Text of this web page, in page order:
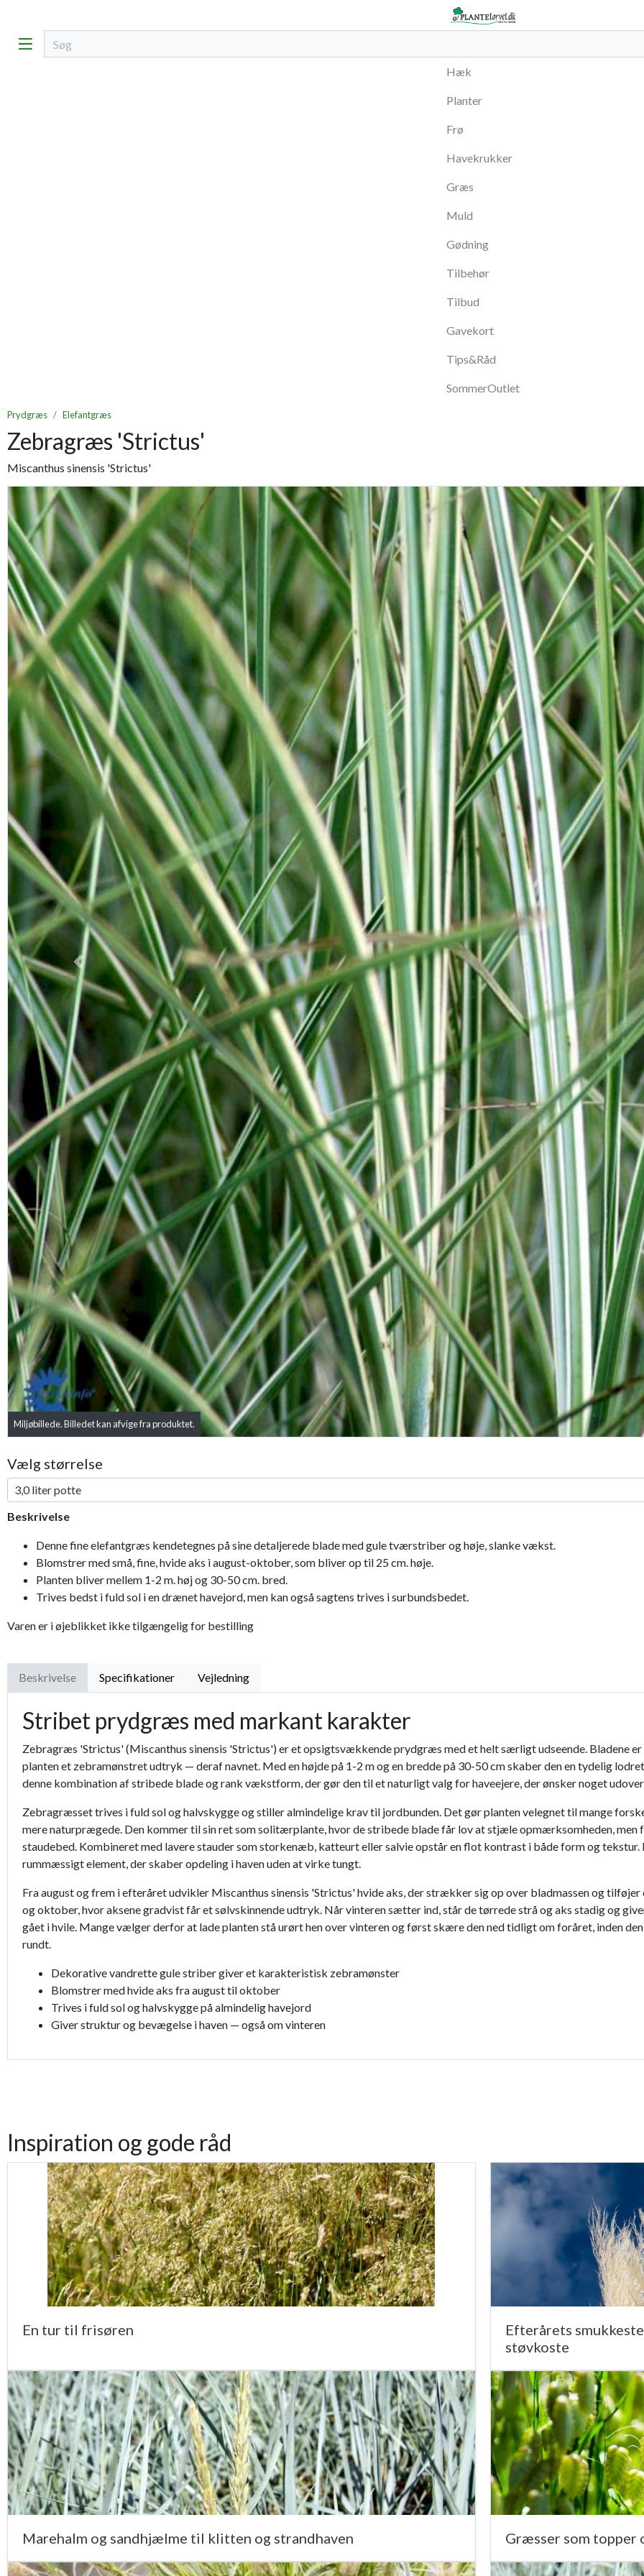
Hæk
Planter
Frø
Havekrukker
Græs
Muld
Gødning
Tilbehør
Tilbud
Gavekort
Tips&Råd
SommerOutlet
Prydgræs Elefantgræs
Zebragræs 'Strictus'
Miscanthus sinensis 'Strictus'
Miljøbillede. Billedet kan afvige fra produktet.
Previous
Vælg størrelse
3,0 liter potte
Beskrivelse
Denne fine elefantgræs kendetegnes på sine detaljerede blade med gule tværstriber og høje, slanke vækst.
Blomstrer med små, fine, hvide aks i august-oktober, som bliver op til 25 cm. høje.
Planten bliver mellem 1-2 m. høj og 30-50 cm. bred.
Trives bedst i fuld sol i en drænet havejord, men kan også sagtens trives i surbundsbedet.
Varen er i øjeblikket ikke tilgængelig for bestilling
Beskrivelse Specifikationer Vejledning
Stribet prydgræs med markant karakter
Zebragræs 'Strictus' (Miscanthus sinensis 'Strictus') er et opsigtsvækkende prydgræs med et helt særligt udseende. Bladene
planten et zebramønstret udtryk — deraf navnet. Med en højde på 1-2 m og en bredde på 30-50 cm skaber den en tydelig
denne kombination af stribede blade og rank vækstform, der gør den til et naturligt valg for haveejere, der ønsker noget
Zebragræsset trives i fuld sol og halvskygge og stiller almindelige krav til jordbunden. Det gør planten velegnet til mange
mere naturprægede. Den kommer til sin ret som solitærplante, hvor de stribede blade får lov at stjæle opmærksomheden, men
staudebed. Kombineret med lavere stauder som storkenæb, katteurt eller salvie opstår en flot kontrast i både form og tekstur.
rummæssigt element, der skaber opdeling i haven uden at virke tungt.
Fra august og frem i efteråret udvikler Miscanthus sinensis 'Strictus' hvide aks, der strækker sig op over bladmassen og
og oktober, hvor aksene gradvist får et sølvskinnende udtryk. Når vinteren sætter ind, står de tørrede strå og aks stadig og
gået i hvile. Mange vælger derfor at lade planten stå urørt hen over vinteren og først skære den ned tidligt om foråret, inden
rundt.
Dekorative vandrette gule striber giver et karakteristisk zebramønster
Blomstrer med hvide aks fra august til oktober
Trives i fuld sol og halvskygge på almindelig havejord
Giver struktur og bevægelse i haven — også om vinteren
Inspiration og gode råd
En tur til frisøren
Efterårets
støvkoste
Marehalm og sandhjælme til klitten og strandhaven Græsser som topper